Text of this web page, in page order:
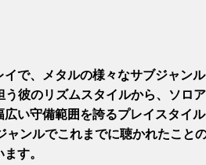
で、メタルの様々なサブジャン
彼のリズムスタイルから、ソロ
い守備範囲を誇るプレイスタイ
ンルでこれまでに聴かれたこと
す。